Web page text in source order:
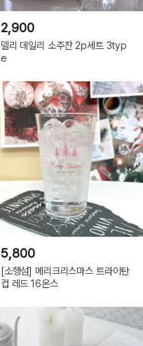
2,900
델리 데일리 소주잔 2p세트 3typ
e
5,800
[소행섬] 메리크리스마스 트라이탄
컵 레드 16온스